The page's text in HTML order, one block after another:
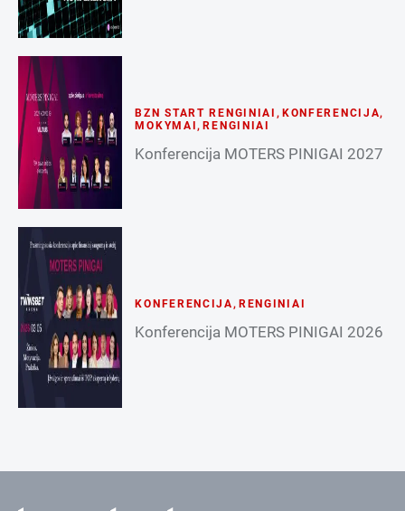
BZN START RENGINIAI , KONFERENCIJA,
MOKYMAI ,RENGINIAI
Konferencija MOTERS PINIGAI 2027
KONFERENCIJA, RENGINIAI
Konferencija MOTERS PINIGAI 2026